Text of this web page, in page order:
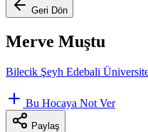
Geri Dön
Merve Muştu
Bilecik Şeyh Edebali
Bu Hocaya Not Ver
Paylaş